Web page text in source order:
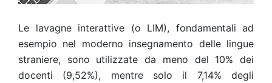
Le lavagne interattive (o LIM), fondamentali ad
esempio nel moderno insegnamento delle lingue
straniere, sono utilizzate da meno del 10% dei
docenti (9,52%), mentre solo il 7,14% degli